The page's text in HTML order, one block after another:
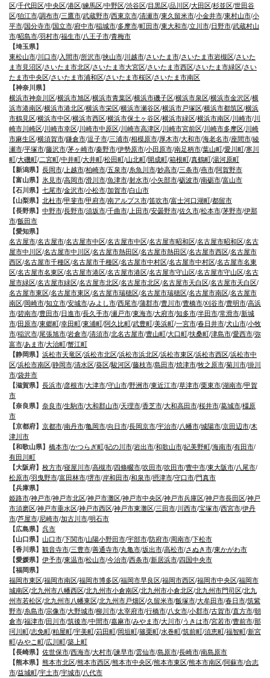
区/千代田区/中央区/港区/練馬区/中野区/渋谷区/目黒区/品川区/大田区/杉並区/世田谷
区/狛江市/調布市/三鷹市/武蔵野市/西東京市/清瀬市/東久留米市/小金井市/東村山市/小
平市/国分寺市/国立市/府中市/稲城市/多摩市/町田市/東大和市/立川市/日野市/武蔵村山
市/昭島市/羽村市/福生市/八王子市/青梅市
【埼玉県】
東松山市/川口市/入間市/所沢市/挟山市/川越市/さいたま市/さいたま市岩槻区/さいた
ま市見沼区/さいたま市北区/さいたま市大宮区/さいたま市西区/さいたま市緑区/さい
たま市中央区/さいたま市浦和区/さいたま市桜区/さいたま市南区
【神奈川県】
横浜市神奈川区/横浜市旭区/横浜市青葉区/横浜市磯子区/横浜市泉区/横浜市金沢区/横
浜市港南区/横浜市港北区/横浜市栄区/横浜市瀬谷区/横浜市戸塚区/横浜市都筑区/横浜
市鶴見区/横浜市中区/横浜市西区/横浜市保土ヶ谷区/横浜市緑区/横浜市南区/川崎市/川
崎市川崎区/川崎市幸区/川崎市中原区/川崎市高津区/川崎市宮前区/川崎市多摩区/川崎
市麻生区/横須賀市/鎌倉市/逗子市/三浦市/相模原市/厚木市/大和市/海老名市/座間市/綾
瀬市/平塚市/藤沢市/茅ヶ崎市/秦野市/伊勢原市/小田原市/南足柄市/葉山町/愛川町/寒川
町/大磯町/二宮町/中井町/大井町/松田町/山北町/開成町/箱根町/真鶴町/湯河原町
【新潟県】 長岡市/ 上越市/柏崎市/五泉市/糸魚川市/妙高市/三条市/燕市/阿賀野市
【富山県】 氷見市/高岡市/滑川市/魚津市/射水市/小矢部市/砺波市/南砺市/富山市
【石川県】 七尾市/金沢市/小松市/加賀市/白山市
【山梨県】 北杜市/甲斐市/甲府市/南アルプス市/笛吹市/富士河口湖町/都留市
【長野県】 中野市/長野市/須坂市/千曲市/ 上田市/安曇野市/佐久市/松本市/茅野市/伊那
市/飯田市
【愛知県】
名古屋市/名古屋市/名古屋市中区/名古屋市中区/名古屋市昭和区/名古屋市昭和区/名古
屋市中川区/名古屋市中川区/名古屋市熱田区/名古屋市熱田区/名古屋市西区/名古屋市
西区/名古屋市千種区/名古屋市千種区/名古屋市中村区/名古屋市中村区/名古屋市名東
区/名古屋市名東区/名古屋市港区/名古屋市港区/名古屋市守山区/名古屋市守山区/名古
屋市緑区/名古屋市緑区/名古屋市北区/名古屋市北区/名古屋市天白区/名古屋市天白区/
名古屋市東区/名古屋市東区/名古屋市瑞穂区/名古屋市瑞穂区/名古屋市南区/名古屋市
南区/岡崎市/知立市/安城市/みよし市/西尾市/蒲郡市/豊川市/豊橋市/刈谷市/豊明市/高浜
市/碧南市/豊田市/日進市/長久手市/瀬戸市/東海市/大府市/知多市/半田市/常滑市/新城
市/田原市/東郷町/幸田町/東浦町/阿久比町/武豊町/美浜町/一宮市/春日井市/犬山市/小牧
市/稲沢市/尾張旭市/岩倉市/清須市/北名古屋市/豊山町/大口町/扶桑町/津島市/愛西市/弥
富市/あま市/大治町/蟹江町
【静岡県】 浜松市天竜区/浜松市北区/浜松市浜北区/浜松市東区/浜松市西区/浜松市中
区/浜松市南区/静岡市/清水区/葵区/駿河区/藤枝市/島田市/焼津市/牧之原市/菊川市/掛川
市/袋井市
【滋賀県】 長浜市/彦根市/大津市/守山市/野洲市/東近江市/草津市/栗東市/湖南市/甲賀
市
【奈良県】 奈良市/生駒市/大和郡山市/天理市/香芝市/大和高田市/桜井市/葛城市/橿原
市
【京都府】 京都市/南丹市/亀岡市/向日市/長岡京市/宇治市/八幡市/城陽市/京田辺市/木
津川市
【和歌山県】 橋本市/かつらぎ町/紀の川市/岩出市/和歌山市/紀美野町/海南市/有田市/
有田川町
【大阪府】 枚方市/寝屋川市/高槻市/四條畷市/吹田市/吹田市/豊中市/東大阪市/八尾市/
松原市/羽曳野市/富田林市/堺市/岸和田市/和泉市/摂津市/守口市/門真市
【兵庫県】
姫路市/神戸市/神戸市北区/神戸市灘区/神戸市中央区/神戸市兵庫区/神戸市長田区/神戸
市須磨区/神戸市垂水区/神戸市西区/神戸市東灘区/三田市/川西市/宝塚市/西宮市/伊丹
市/芦屋市/尼崎市/加古川市/明石市
【広島県】 呉市
【山口県】 山口市/下関市/山陽小野田市/宇部市/防府市/周南市/下松市
【香川県】 観音寺市/三豊市/善通寺市/丸亀市/坂出市/高松市/さぬき市/東かがわ市
【愛媛県】 伊予市/東温市/松山市/今治市/西条市/新居浜市/四国中央市
【福岡県】
福岡市東区/福岡市南区/福岡市博多区/福岡市早良区/福岡市西区/福岡市中央区/福岡市
城南区/北九州市八幡西区/北九州市小倉南区/北九州市小倉北区/北九州市門司区/北九
州市若松区/北九州市八幡東区/北九州市戸畑区/久留米市/飯塚市/大牟田市/春日市/筑紫
野市/糸島市/宗像市/大野城市/柳川市/太宰府市/行橋市/八女市/小郡市/古賀市/直方市/朝
倉市/福津市/田川市/筑後市/中間市/嘉麻市/みやま市/大川市/うきは市/宮若市/豊前市/那
珂川町/志免町/粕屋町/宇美町/苅田町/岡垣町/篠栗町/水巻町/筑前町/須恵町/福智町/新宮
町/みやこ町/広川町/築上町
【長崎県】 佐世保市/西海市/大村市/諫早市/雲仙市/島原市/長崎市/南島原市
【熊本県】 熊本市北区/熊本市西区/熊本市中央区/熊本市東区/熊本市南区/阿蘇市/合志
市/益城町/宇土市/宇城市/八代市